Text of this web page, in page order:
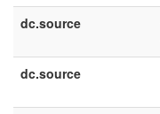
dc.source
dc.source